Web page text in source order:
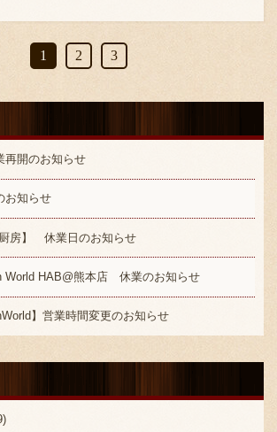
1 2 3
開のお知らせ
お知らせ
房】 休業日のお知らせ
World HAB@熊本店 休業のお知らせ
】営業時間変更のお知らせ